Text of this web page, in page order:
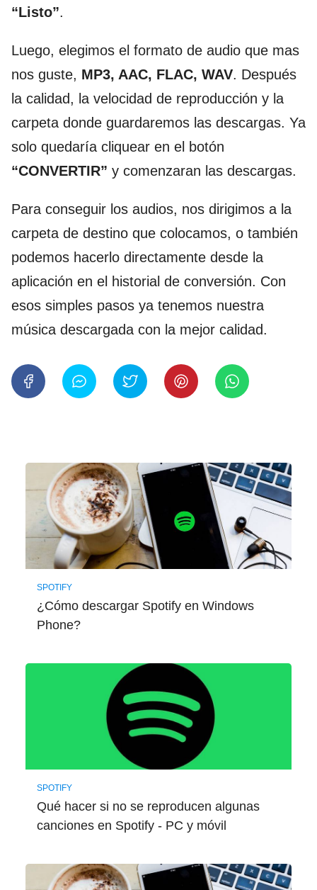
“Listo”.
Luego, elegimos el formato de audio que mas
nos guste, MP3, AAC, FLAC, WAV. Después
la calidad, la velocidad de reproducción y la
carpeta donde guardaremos las descargas. Ya
solo quedaría cliquear en el botón
“CONVERTIR” y comenzaran las descargas.
Para conseguir los audios, nos dirigimos a la
carpeta de destino que colocamos, o también
podemos hacerlo directamente desde la
aplicación en el historial de conversión. Con
esos simples pasos ya tenemos nuestra
música descargada con la mejor calidad.
SPOTIFY
¿Cómo descargar Spotify en Windows
Phone?
SPOTIFY
Qué hacer si no se reproducen algunas
canciones en Spotify - PC y móvil